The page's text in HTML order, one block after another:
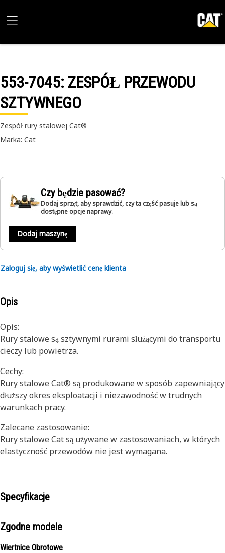
553-7045: ZESPÓŁ PRZEWODU
SZTYWNEGO
Zespół rury stalowej Cat®
Marka: Cat
Czy będzie pasować?
Dodaj sprzęt, aby sprawdzić, czy ta część pasuje lub są
dostępne opcje naprawy.
Dodaj maszynę
Zaloguj się, aby wyświetlić cenę klienta
Opis
Opis:
Rury stalowe są sztywnymi rurami służącymi do transportu
cieczy lub powietrza.
Cechy:
Rury stalowe Cat® są produkowane w sposób zapewniający
dłuższy okres eksploatacji i niezawodność w trudnych
warunkach pracy.
Zalecane zastosowanie:
Rury stalowe Cat są używane w zastosowaniach, w których
elastyczność przewodów nie jest wymagana.
Specyfikacje
Zgodne modele
Wiertnice Obrotowe